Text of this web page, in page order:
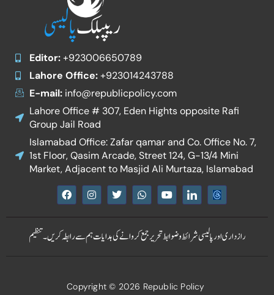
Editor:+923006650789
Lahore Office:+923014243788
E-mail:info@republicpolicy.com
Lahore Office # 307, Eden Hights opposite Rafi
Group Jail Road
Islamabad Office: Zafar qamar and Co. Office No. 7,
1st Floor, Qasim Arcade, Street 124, G-13/4 Mini
Market, Adjacent to Masjid Ali Murtaza, Islamabad
F
a
e
o
I
n
t
g
T
w
t
t
e
W
h
t
s
a
Y
o
t
b
I
c
n
-
l
d
تنظیمہم سے رابطہ کریں۔تحریر جمع کروانے کی ہدایاتشرائط و ضوابطرازداری اور پالیسی
Copyright © 2026 Republic Policy